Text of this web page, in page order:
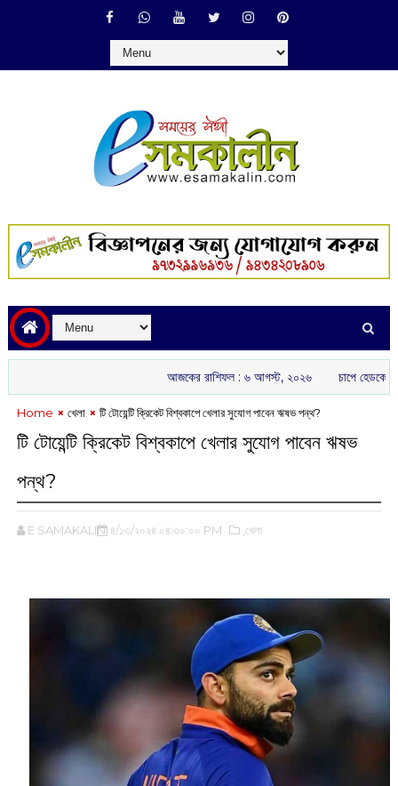
আজকের রাশিফল :‌ ‌‌৬ আগস্ট, ২০২৬ চাপে হেডকোচ গৌতম
Home খেলা টি টোয়েন্টি ক্রিকেট বিশ্বকাপে খেলার সুযোগ পাবেন ঋষভ পন্থ?
টি টোয়েন্টি ক্রিকেট বিশ্বকাপে খেলার সুযোগ পাবেন ঋষভ
পন্থ?
E SAMAKALIN ৪/১৩/২০২৪ ০৪:৩০:০০ PM ,খেলা